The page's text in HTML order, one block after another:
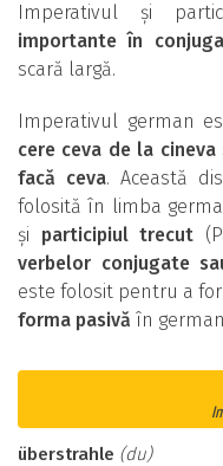
Imperativul și
importante în
scară largă.
Imperativul german
cere ceva de la
facă ceva. Această
folosită în limba
și participiul trecut
verbelor conjugate
este folosit pentru a
forma pasivă în
überstrahle (du)